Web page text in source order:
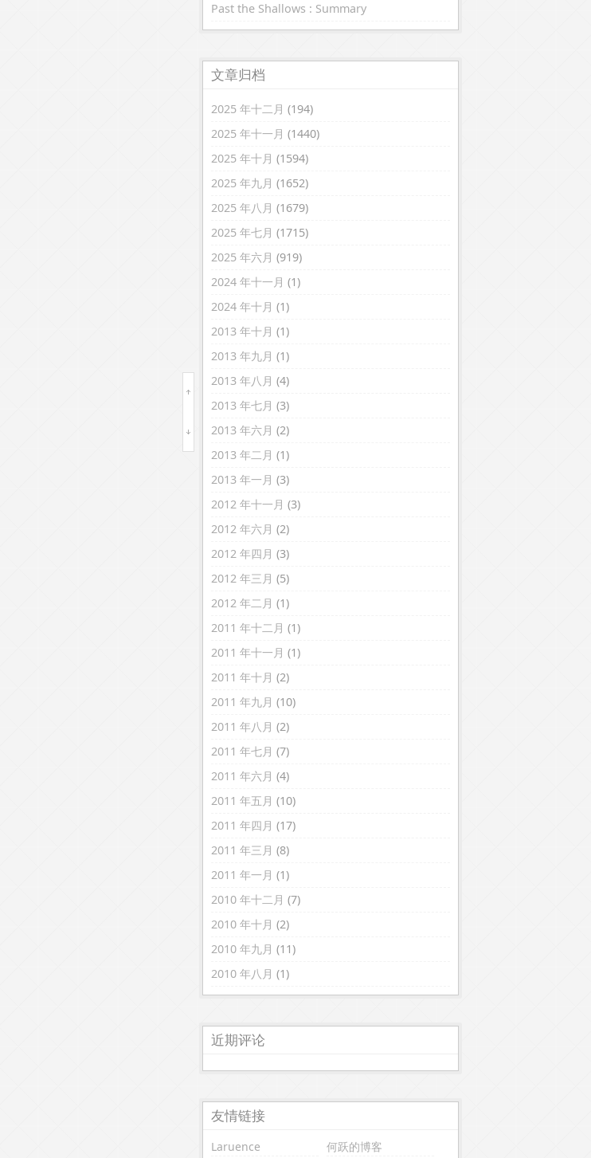
Past the Shallows : Summary
文章归档
2025 年十二月 (194)
2025 年十一月 (1440)
2025 年十月 (1594)
2025 年九月 (1652)
2025 年八月 (1679)
2025 年七月 (1715)
2025 年六月 (919)
2024 年十一月 (1)
2024 年十月 (1)
2013 年十月 (1)
2013 年九月 (1)
2013 年八月 (4)
2013 年七月 (3)
2013 年六月 (2)
2013 年二月 (1)
2013 年一月 (3)
2012 年十一月 (3)
2012 年六月 (2)
2012 年四月 (3)
2012 年三月 (5)
2012 年二月 (1)
2011 年十二月 (1)
2011 年十一月 (1)
2011 年十月 (2)
2011 年九月 (10)
2011 年八月 (2)
2011 年七月 (7)
2011 年六月 (4)
2011 年五月 (10)
2011 年四月 (17)
2011 年三月 (8)
2011 年一月 (1)
2010 年十二月 (7)
2010 年十月 (2)
2010 年九月 (11)
2010 年八月 (1)
近期评论
友情链接
Laruence 何跃的博客